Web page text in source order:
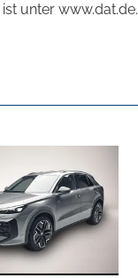
unter www.dat.de.